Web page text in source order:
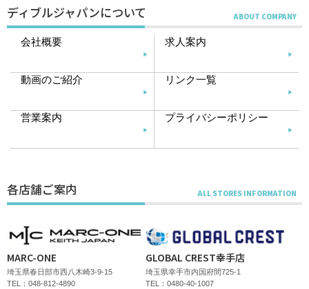
ディブルジャパンについて
会社概要 求人案内
動画のご紹介 リンク一覧
営業案内 プライバシーポリシー
各店舗ご案内
MARC-ONE
埼玉県春日部市西八木崎3-9-15
TEL：048-812-4890
GLOBAL CREST幸手店
埼玉県幸手市内国府間725-1
TEL：0480-40-1007